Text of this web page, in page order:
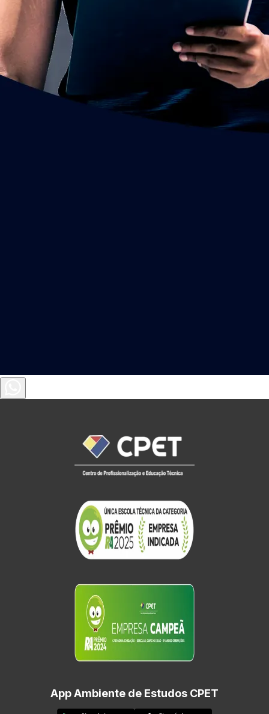
App Ambiente de Estudos CPET